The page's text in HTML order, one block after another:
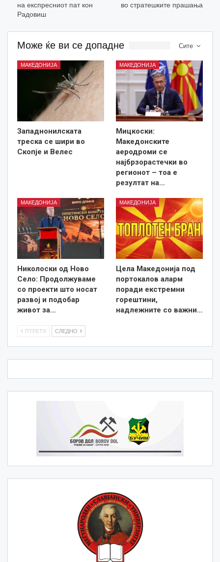
на експресниот пат кон
Радовиш
во стратешките прашања
Сите
Може ќе ви се допадне
МАКЕДОНИЈА
Западнонилската
треска се шири во
Скопје и Велес
МАКЕДОНИЈА
Мицкоски:
Македонските
аеродроми се
најбрзорастечки во
регионот – тоа е
резултат на…
МАКЕДОНИЈА
Николоски од Ново
Село: Продолжуваме
со проекти што носат
развој и подобар
живот за…
МАКЕДОНИЈА
Цела Македонија под
портокалов аларм
поради екстремни
горештини,
надлежните со важни…
ПТРЕТХ СЛЕДНО